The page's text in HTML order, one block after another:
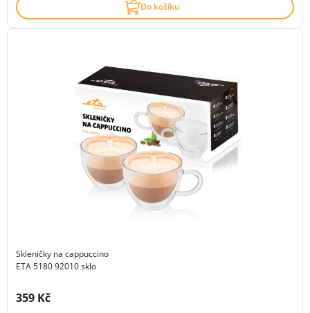
Do košíku
Skleničky na cappuccino
ETA 5180 92010 sklo
Cena s DPH:
359 Kč